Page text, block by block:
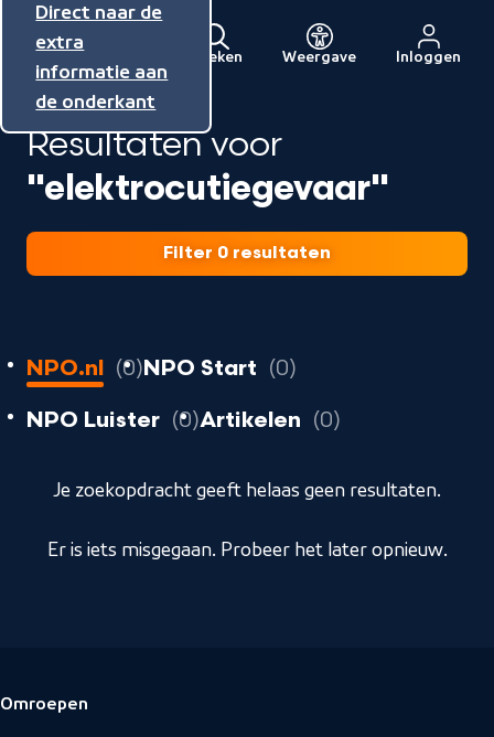
Direct naar de
inhoud
Direct naar de
hoofdnavigatie
Direct naar de
extra
informatie aan
de onderkant
Menu
Naar
de
beginpagina
van
NPO
Zoeken Weergave Inloggen
Resultaten voor
"elektrocutiegevaar"
Filter 0 resultaten
0
resultaten
geladen
NPO.nl 0 resultaten
NPO Start 0
NPO Luister
0 resultaten
Artikelen 0
Je zoekopdracht geeft helaas geen resultaten.
Er is iets misgegaan. Probeer het later opnieuw.
Voettekst
Omroepen